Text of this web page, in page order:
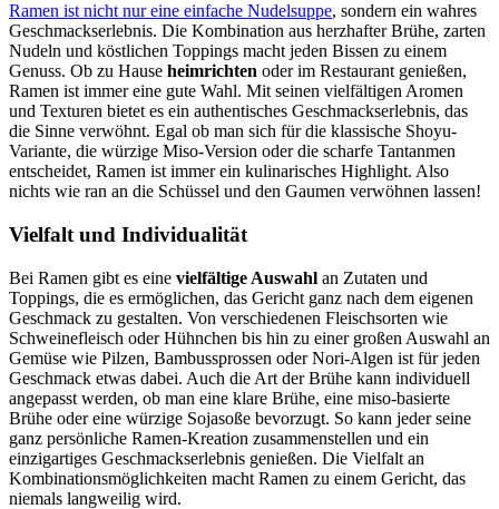
Ramen ist nicht nur eine einfache Nudelsuppe, sondern ein wahres
Geschmackserlebnis. Die Kombination aus herzhafter Brühe, zarten
Nudeln und köstlichen Toppings macht jeden Bissen zu einem
Genuss. Ob zu Hause heimrichten oder im Restaurant genießen,
Ramen ist immer eine gute Wahl. Mit seinen vielfältigen Aromen
und Texturen bietet es ein authentisches Geschmackserlebnis, das
die Sinne verwöhnt. Egal ob man sich für die klassische Shoyu-
Variante, die würzige Miso-Version oder die scharfe Tantanmen
entscheidet, Ramen ist immer ein kulinarisches Highlight. Also
nichts wie ran an die Schüssel und den Gaumen verwöhnen lassen!
Vielfalt und Individualität
Bei Ramen gibt es eine vielfältige Auswahl an Zutaten und
Toppings, die es ermöglichen, das Gericht ganz nach dem eigenen
Geschmack zu gestalten. Von verschiedenen Fleischsorten wie
Schweinefleisch oder Hühnchen bis hin zu einer großen Auswahl an
Gemüse wie Pilzen, Bambussprossen oder Nori-Algen ist für jeden
Geschmack etwas dabei. Auch die Art der Brühe kann individuell
angepasst werden, ob man eine klare Brühe, eine miso-basierte
Brühe oder eine würzige Sojasoße bevorzugt. So kann jeder seine
ganz persönliche Ramen-Kreation zusammenstellen und ein
einzigartiges Geschmackserlebnis genießen. Die Vielfalt an
Kombinationsmöglichkeiten macht Ramen zu einem Gericht, das
niemals langweilig wird.